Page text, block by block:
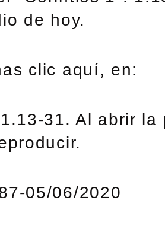
de hoy.
clic aquí, en:
1.13-31. Al abrir la
05/06/2020